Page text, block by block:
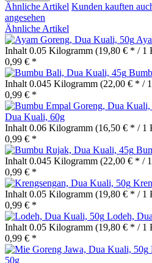
Ähnliche Artikel Kunden kauften
angesehen
Ähnliche Artikel
Inhalt 0.05 Kilogramm (19,80 € * / 1
0,99 € *
Inhalt 0.045 Kilogramm (22,00 € * /
0,99 € *
Dua Kuali, 60g
Inhalt 0.06 Kilogramm (16,50 € * / 1
0,99 € *
Inhalt 0.045 Kilogramm (22,00 € * /
0,99 € *
Inhalt 0.05 Kilogramm (19,80 € * / 1
0,99 € *
Lodeh,
Inhalt 0.05 Kilogramm (19,80 € * / 1
0,99 € *
50g